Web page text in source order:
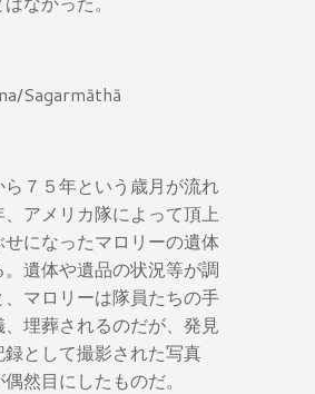
Sagarmāthā
７５年という歳月が流れ
アメリカ隊によって頂上
になったマロリーの遺体
遺体や遺品の状況等が調
マロリーは隊員たちの手
埋葬されるのだが、発見
として撮影された写真
然目にしたものだ。